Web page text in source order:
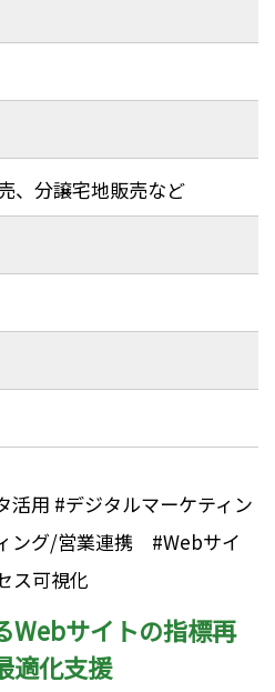
、分譲宅地販売など
活用 #デジタルマーケティン
ング/営業連携 #Webサイ
ス可視化
Webサイトの指標再
適化支援